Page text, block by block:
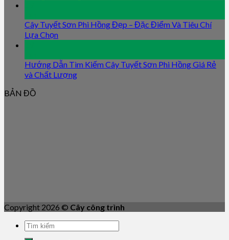
Cây Tuyết Sơn Phi Hồng Đẹp – Đặc Điểm Và Tiêu Chí
Lựa Chọn
Hướng Dẫn Tìm Kiếm Cây Tuyết Sơn Phi Hồng Giá Rẻ
và Chất Lượng
BẢN ĐỒ
Copyright 2026 © Cây công trình